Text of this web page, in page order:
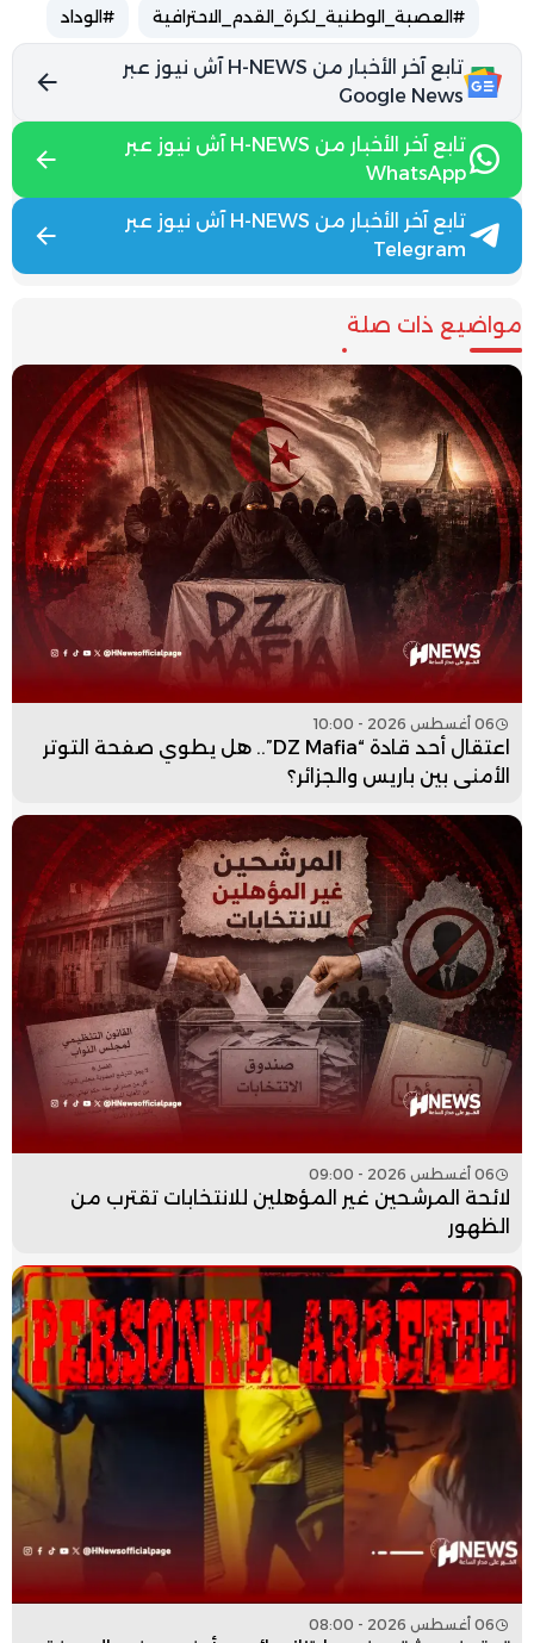
#العصبة_الوطنية_لكرة_القدم_الاحترافية #الوداد
تابع آخر الأخبار من H-NEWS آش نيوز عبر
Google News
تابع آخر الأخبار من H-NEWS آش نيوز عبر
WhatsApp
تابع آخر الأخبار من H-NEWS آش نيوز عبر
Telegram
مواضيع ذات صلة
06 أغسطس 2026 - 10:00
اعتقال أحد قادة “DZ Mafia”.. هل يطوي صفحة التوتر
الأمني بين باريس والجزائر؟
06 أغسطس 2026 - 09:00
لائحة المرشحين غير المؤهلين للانتخابات تقترب من
الظهور
06 أغسطس 2026 - 08:00